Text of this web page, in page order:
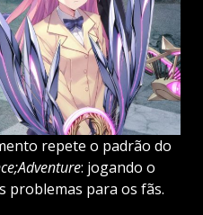
repete o padrão do
: jogando o
problemas para os fãs.